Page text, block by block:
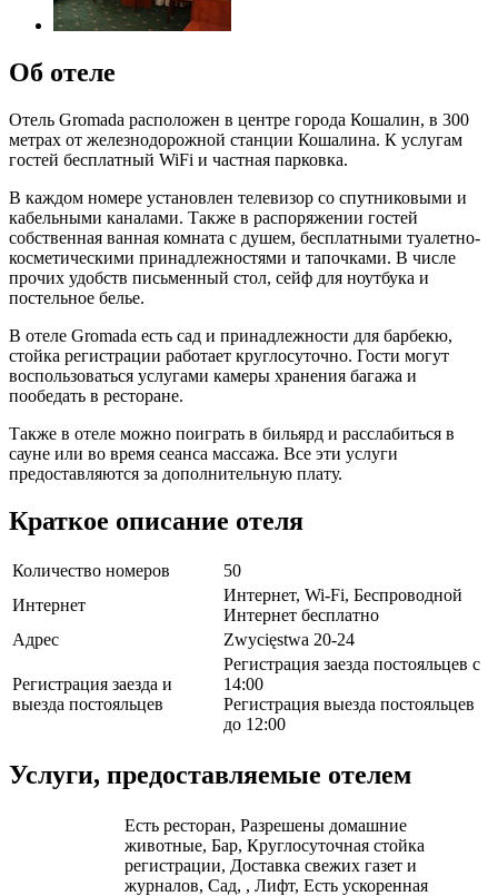
Об отеле
Отель Gromada расположен в центре города Кошалин, в 300
метрах от железнодорожной станции Кошалина. К услугам
гостей бесплатный WiFi и частная парковка.
В каждом номере установлен телевизор со спутниковыми и
кабельными каналами. Также в распоряжении гостей
собственная ванная комната с душем, бесплатными туалетно-
косметическими принадлежностями и тапочками. В числе
прочих удобств письменный стол, сейф для ноутбука и
постельное белье.
В отеле Gromada есть сад и принадлежности для барбекю,
стойка регистрации работает круглосуточно. Гости могут
воспользоваться услугами камеры хранения багажа и
пообедать в ресторане.
Также в отеле можно поиграть в бильярд и расслабиться в
сауне или во время сеанса массажа. Все эти услуги
предоставляются за дополнительную плату.
Краткое описание отеля
Количество номеров
50
Интернет
Интернет, Wi-Fi, Беспроводной
Интернет бесплатно
Адрес
Zwycięstwa 20-24
Регистрация заезда и
выезда постояльцев
Регистрация заезда постояльцев с
14:00
Регистрация выезда постояльцев
до 12:00
Услуги, предоставляемые отелем
Есть ресторан, Разрешены домашние
животные, Бар, Круглосуточная стойка
регистрации, Доставка свежих газет и
журналов, Сад, , Лифт, Есть ускоренная